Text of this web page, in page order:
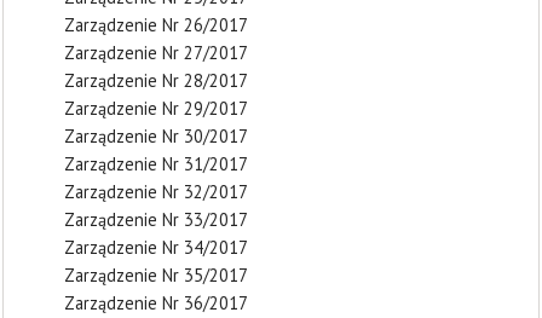
Zarządzenie Nr 26/2017
Zarządzenie Nr 27/2017
Zarządzenie Nr 28/2017
Zarządzenie Nr 29/2017
Zarządzenie Nr 30/2017
Zarządzenie Nr 31/2017
Zarządzenie Nr 32/2017
Zarządzenie Nr 33/2017
Zarządzenie Nr 34/2017
Zarządzenie Nr 35/2017
Zarządzenie Nr 36/2017